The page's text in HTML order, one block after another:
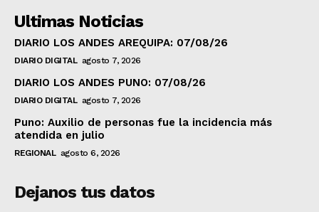
Ultimas Noticias
DIARIO LOS ANDES AREQUIPA: 07/08/26
DIARIO DIGITAL agosto 7, 2026
DIARIO LOS ANDES PUNO: 07/08/26
DIARIO DIGITAL agosto 7, 2026
Puno: Auxilio de personas fue la incidencia más
atendida en julio
REGIONAL agosto 6, 2026
Dejanos tus datos